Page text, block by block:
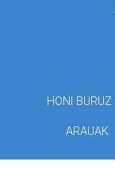
HONI BURUZ
ARAUAK